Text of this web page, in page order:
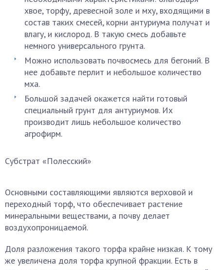
хвое, торфу, древесной золе и мху, входящими в
состав таких смесей, корни антуриума получат и
влагу, и кислород. В такую смесь добавьте
немного универсального грунта.
Можно использовать почвосмесь для бегоний. В
нее добавьте перлит и небольшое количество
мха.
Большой задачей окажется найти готовый
специальный грунт для антуриумов. Их
производит лишь небольшое количество
агрофирм.
Субстрат «Полесский»
Основными составляющими являются верховой и
переходный торф, что обеспечивает растение
минеральными веществами, а почву делает
воздухопроницаемой.
Доля разложения такого торфа крайне низкая. К тому
же увеличена доля торфа крупной фракции. Есть в